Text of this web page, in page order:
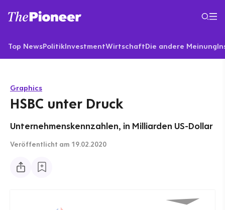
Top NewsPolitikInvestmentWirtschaftDie andere Meinung
Graphics
HSBC unter Druck
Unternehmenskennzahlen, in Milliarden US-Dollar
Veröffentlicht am 19.02.2020